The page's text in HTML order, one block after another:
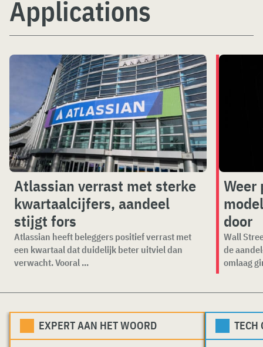
Applications
Atlassian verrast met sterke
kwartaalcijfers, aandeel
stijgt fors
Atlassian heeft beleggers positief verrast met
een kwartaal dat duidelijk beter uitviel dan
verwacht. Vooral ...
Weer
door
Wall
de
omlaag
EXPERT AAN HET WOORD TECH